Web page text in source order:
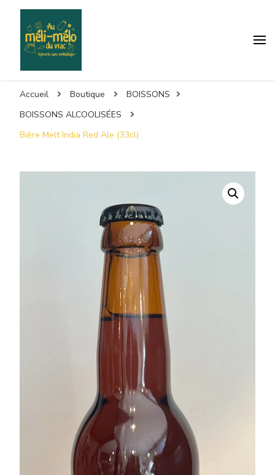
Accueil Boutique
BOISSONS
BOISSONS ALCOOLISÉES
Bière Melt India Red Ale (33cl)